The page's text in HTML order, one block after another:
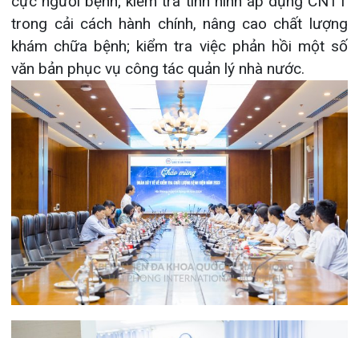
Khoa Hô hấp – Nội tiết – Bệnh nhiệt đới
Khoa Cơ xương khớp – Thận tiết niệu – Dị
ứng miễn dịch
Khoa Tiêu hóa
Khoa Ung Bướu
Khoa Thần kinh – Đột quỵ
Khoa Thận nhân tạo